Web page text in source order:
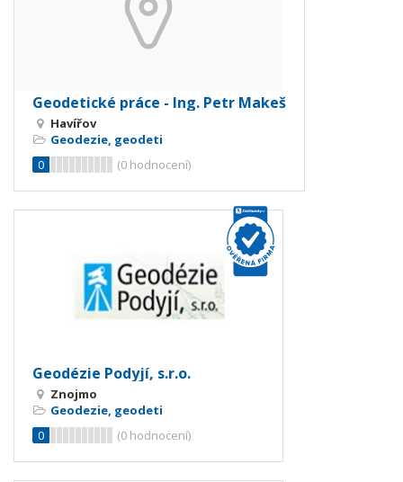
Geodetické práce - Ing. Petr Makeš
Havířov
Geodezie, geodeti
0
(0 hodnocení)
Geodézie Podyjí, s.r.o.
Znojmo
Geodezie, geodeti
0
(0 hodnocení)